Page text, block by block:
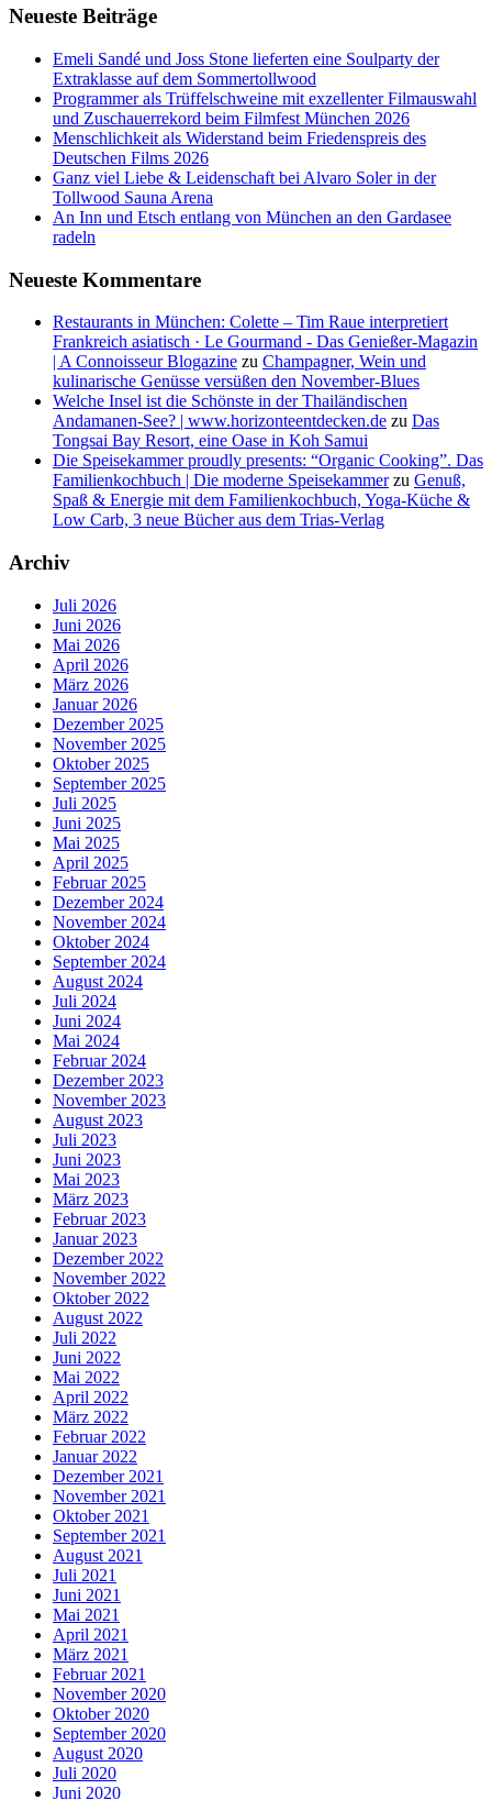
Neueste Beiträge
Emeli Sandé und Joss Stone lieferten eine Soulparty der
Extraklasse auf dem Sommertollwood
Programmer als Trüffelschweine mit exzellenter Filmauswahl
und Zuschauerrekord beim Filmfest München 2026
Menschlichkeit als Widerstand beim Friedenspreis des
Deutschen Films 2026
Ganz viel Liebe & Leidenschaft bei Alvaro Soler in der
Tollwood Sauna Arena
An Inn und Etsch entlang von München an den Gardasee
radeln
Neueste Kommentare
Restaurants in München: Colette – Tim Raue interpretiert
Frankreich asiatisch · Le Gourmand - Das Genießer-Magazin
| A Connoisseur Blogazine zu Champagner, Wein und
kulinarische Genüsse versüßen den November-Blues
Welche Insel ist die Schönste in der Thailändischen
Andamanen-See? | www.horizonteentdecken.de zu Das
Tongsai Bay Resort, eine Oase in Koh Samui
Die Speisekammer proudly presents: “Organic Cooking”. Das
Familienkochbuch | Die moderne Speisekammerzu Genuß,
Spaß & Energie mit dem Familienkochbuch, Yoga-Küche &
Low Carb, 3 neue Bücher aus dem Trias-Verlag
Archiv
Juli 2026
Juni 2026
Mai 2026
April 2026
März 2026
Januar 2026
Dezember 2025
November 2025
Oktober 2025
September 2025
Juli 2025
Juni 2025
Mai 2025
April 2025
Februar 2025
Dezember 2024
November 2024
Oktober 2024
September 2024
August 2024
Juli 2024
Juni 2024
Mai 2024
Februar 2024
Dezember 2023
November 2023
August 2023
Juli 2023
Juni 2023
Mai 2023
März 2023
Februar 2023
Januar 2023
Dezember 2022
November 2022
Oktober 2022
August 2022
Juli 2022
Juni 2022
Mai 2022
April 2022
März 2022
Februar 2022
Januar 2022
Dezember 2021
November 2021
Oktober 2021
September 2021
August 2021
Juli 2021
Juni 2021
Mai 2021
April 2021
März 2021
Februar 2021
November 2020
Oktober 2020
September 2020
August 2020
Juli 2020
Juni 2020